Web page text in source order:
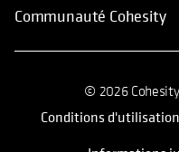
Communauté Cohesity
© 2026
Conditions d'utilisation